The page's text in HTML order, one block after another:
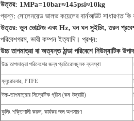
উত্তর: 1MPa=10bar≈145psi≈10kg
প্রশ্ন: সোলেনয়েড ভালভ কয়েলের বার্নআউট সাধারণত কি
উত্তর: ভুল ভোল্টেজ এবং Hz, ঘন ঘন সুইচিং, তরল
পরিবেশগরম, ভারী কম্পন ইত্যাদি। প্রশ্ন:
উচ্চ তাপমাত্রা বা অত্যন্ত ঠান্ডা পরিবেশে নিউম্যাটিক
উচ্চ তাপমাত্রা পরিবেশের জন্য প্রতিরোধমূলক ব্যবস্থা
ফ্লুরোরবার, PTFE
উচ্চ-তাপমাত্রার সিন্থেটিক গ্রীস (কম উদ্বায়ী)
কুলিং শক্তিশালী করুন, কার্যকর জল অপসারণ